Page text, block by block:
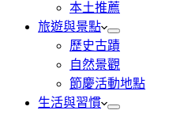
本土推薦
旅遊與景點
歷史古蹟
自然景觀
節慶活動地點
生活與習慣